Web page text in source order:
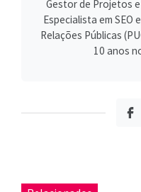
Gestor de Projetos
Especialista em SEO
Relações Públicas
10 anos